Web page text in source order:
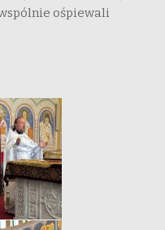
ośpiewali